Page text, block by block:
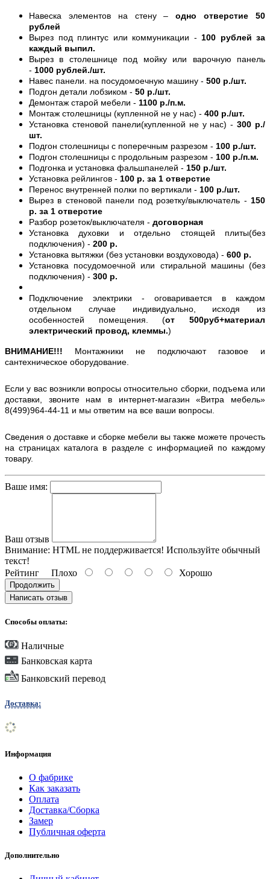
Навеска элементов на стену –одно отверстие 50
рублей
Вырез под плинтус или коммуникации - 100 рублей за
каждый выпил.
Вырез в столешнице под мойку или варочную панель
- 1000 рублей./шт.
Навес панели. на посудомоечную машину - 500 р./шт.
Подгон детали лобзиком - 50 р./шт.
Демонтаж старой мебели - 1100 р./п.м.
Монтаж столешницы (купленной не у нас) - 400 р./шт.
Установка стеновой панели(купленной не у нас) -300 р./
шт.
Подгон столешницы с поперечным разрезом - 100 р./шт.
Подгон столешницы с продольным разрезом - 100 р./п.м.
Подгонка и установка фальшпанелей - 150 р./шт.
Установка рейлингов - 100 р. за 1 отверстие
Перенос внутренней полки по вертикали - 100 р./шт.
Вырез в стеновой панели под розетку/выключатель - 150
р. за 1 отверстие
Разбор розеток/выключателя - договорная
Установка духовки и отдельно стоящей плиты(без
подключения) - 200 р.
Установка вытяжки (без установки воздуховода) - 600 р.
Установка посудомоечной или стиральной машины (без
подключения) - 300 р.
Подключение электрики - оговаривается в каждом
отдельном случае индивидуально, исходя из
особенностей помещения. (от 500руб+материал
электрический провод, клеммы.)
ВНИМАНИЕ!!! Монтажники не подключают газовое и
сантехническое оборудование.
Если у вас возникли вопросы относительно сборки, подъема или
доставки, звоните нам в интернет-магазин «Витра мебель»
8(499)964-44-11 и мы ответим на все ваши вопросы.
Сведения о доставке и сборке мебели вы также можете прочесть
на страницах каталога в разделе с информацией по каждому
товару.
Ваше имя:
Ваш отзыв
Внимание: HTML не поддерживается! Используйте обычный
текст!
Рейтинг Плохо Хорошо
Продолжить
Написать отзыв
Способы оплаты:
Наличные
Банковская карта
Банковский перевод
Доставка:
Информация
О фабрике
Как заказать
Оплата
Доставка/Сборка
Замер
Публичная оферта
Дополнительно